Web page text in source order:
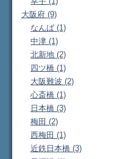
大阪府 (9)
なんば (1)
中津 (1)
北新地 (2)
四ツ橋 (1)
大阪難波 (2)
心斎橋 (1)
日本橋 (3)
梅田 (2)
西梅田 (1)
近鉄日本橋 (3)